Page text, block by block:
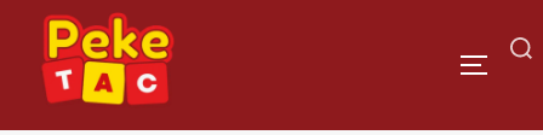
Saltar
contenido
Buscar: